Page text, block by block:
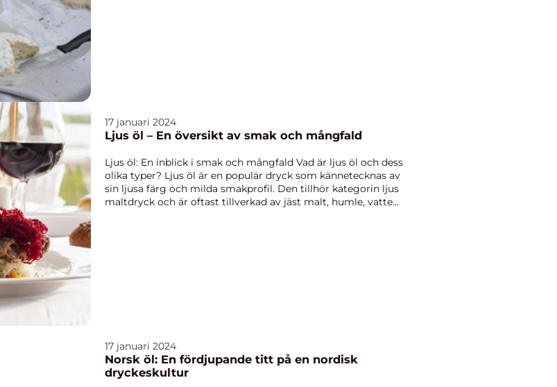
17 januari 2024
Ljus öl – En översikt av smak och mångfald
Ljus öl: En inblick i smak och mångfald Vad är ljus öl och dess
olika typer? Ljus öl är en populär dryck som kännetecknas av
sin ljusa färg och milda smakprofil. Den tillhör kategorin ljus
maltdryck och är oftast tillverkad av jäst malt, humle, vatte...
17 januari 2024
Norsk öl: En fördjupande titt på en nordisk
dryckeskultur